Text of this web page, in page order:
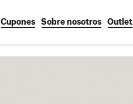
Cupones Sobre nosotros Outlet